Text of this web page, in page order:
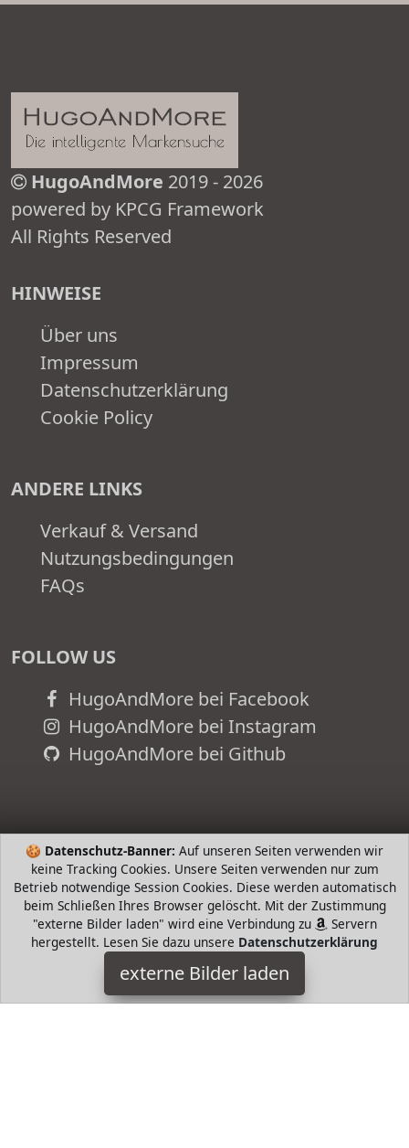
🍪 Datenschutz-Banner: Auf unseren Seiten verwenden wir
keine Tracking Cookies. Unsere Seiten verwenden nur zum
Betrieb notwendige Session Cookies. Diese werden automatisch
beim Schließen Ihres Browser gelöscht. Mit der Zustimmung
"externe Bilder laden" wird eine Verbindung zu
Servern
hergestellt. Lesen Sie dazu unsere Datenschutzerklärung
externe Bilder laden
HugoAndMore 2019 - 2026
powered by KPCG Framework
All Rights Reserved
HINWEISE
Über uns
Impressum
Datenschutzerklärung
Cookie Policy
ANDERE LINKS
Verkauf & Versand
Nutzungsbedingungen
FAQs
FOLLOW US
HugoAndMore bei Facebook
HugoAndMore bei Instagram
HugoAndMore bei Github
Homescapes
Haushaltswaren m x cm x cm Ca alle Maße sind für